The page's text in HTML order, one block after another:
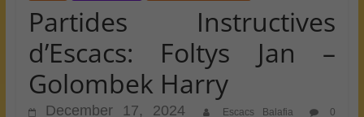
Partides Instructives
d’Escacs: Foltys Jan –
Golombek Harry
December 17, 2024 Escacs Balafia
0